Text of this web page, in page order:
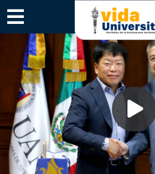
×
SECCIONES